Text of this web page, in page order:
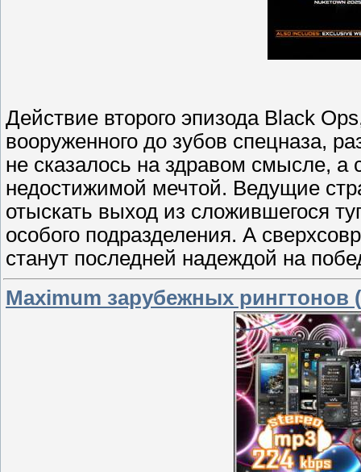
Действие второго эпизода Black
вооруженного до зубов спецназа,
не сказалось на здравом смысле, а
недостижимой мечтой. Ведущие
отыскать выход из сложившегося
особого подразделения. А
станут последней надеждой на
Maximum зарубежных рингтонов